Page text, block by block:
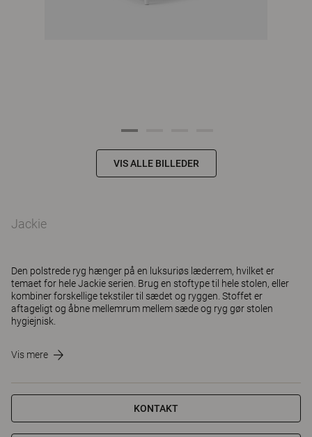
VIS ALLE BILLEDER
Jackie
Den polstrede ryg hænger på en luksuriøs læderrem, hvilket er
temaet for hele Jackie serien. Brug en stoftype til hele stolen, eller
kombiner forskellige tekstiler til sædet og ryggen. Stoffet er
aftageligt og åbne mellemrum mellem sæde og ryg gør stolen
hygiejnisk.
Vis mere
KONTAKT